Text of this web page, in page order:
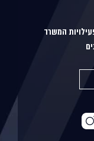
המשרד